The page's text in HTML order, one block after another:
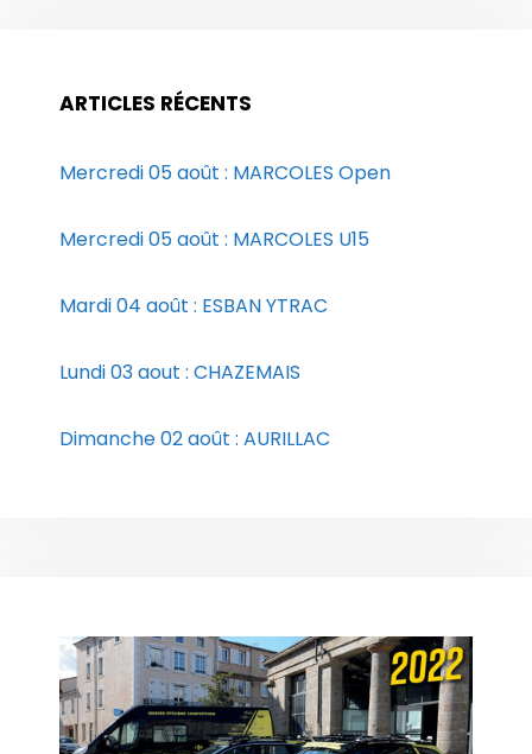
ARTICLES RÉCENTS
Mercredi 05 août : MARCOLES Open
Mercredi 05 août : MARCOLES U15
Mardi 04 août : ESBAN YTRAC
Lundi 03 aout : CHAZEMAIS
Dimanche 02 août : AURILLAC